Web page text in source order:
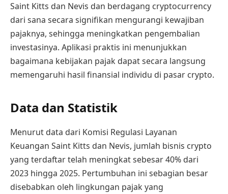
Saint Kitts dan Nevis dan berdagang cryptocurrency
dari sana secara signifikan mengurangi kewajiban
pajaknya, sehingga meningkatkan pengembalian
investasinya. Aplikasi praktis ini menunjukkan
bagaimana kebijakan pajak dapat secara langsung
memengaruhi hasil finansial individu di pasar crypto.
Data dan Statistik
Menurut data dari Komisi Regulasi Layanan
Keuangan Saint Kitts dan Nevis, jumlah bisnis crypto
yang terdaftar telah meningkat sebesar 40% dari
2023 hingga 2025. Pertumbuhan ini sebagian besar
disebabkan oleh lingkungan pajak yang